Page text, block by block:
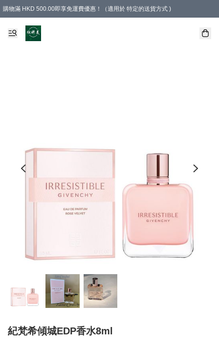
購物滿 HKD 500.00即享免運費優惠！（適用於 特定的送貨方式 )
紀梵希傾城EDP香水8ml